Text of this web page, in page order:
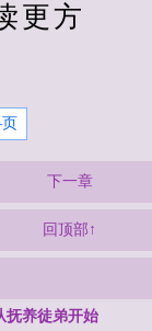
更方
下一章
回顶部↑
抚养徒弟开始